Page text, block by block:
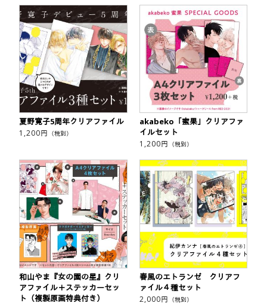
夏野寛子5周年クリアファイル
1,200円 （税別）
akabeko「蜜果」クリアファ
イルセット
1,200円 （税別）
和山やま『女の園の星』クリ
アファイル＋ステッカーセッ
ト（複製原画特典付き）
春風のエトランゼ クリアフ
ァイル４種セット
2,000円 （税別）